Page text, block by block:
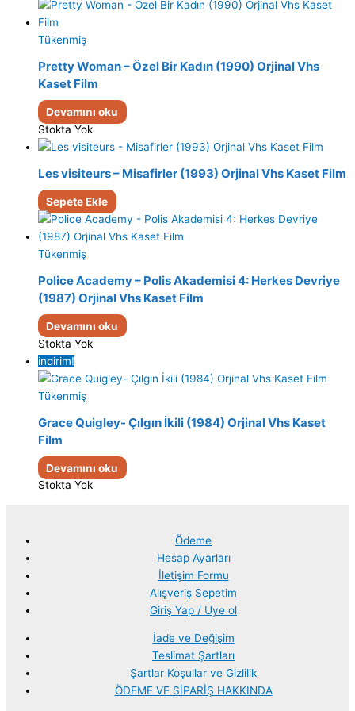
Tükenmiş
Pretty Woman – Özel Bir Kadın (1990) Orjinal Vhs
Kaset Film
Devamını oku
Stokta Yok
Les visiteurs – Misafirler (1993) Orjinal Vhs Kaset Film
Sepete Ekle
Tükenmiş
Police Academy – Polis Akademisi 4: Herkes Devriye
(1987) Orjinal Vhs Kaset Film
Devamını oku
Stokta Yok
indirim!
Tükenmiş
Grace Quigley- Çılgın İkili (1984) Orjinal Vhs Kaset
Film
Devamını oku
Stokta Yok
Ödeme
Hesap Ayarları
İletişim Formu
Alışveriş Sepetim
Giriş Yap / Uye ol
İade ve Değişim
Teslimat Şartları
Şartlar Koşullar ve Gizlilik
ÖDEME VE SİPARİŞ HAKKINDA